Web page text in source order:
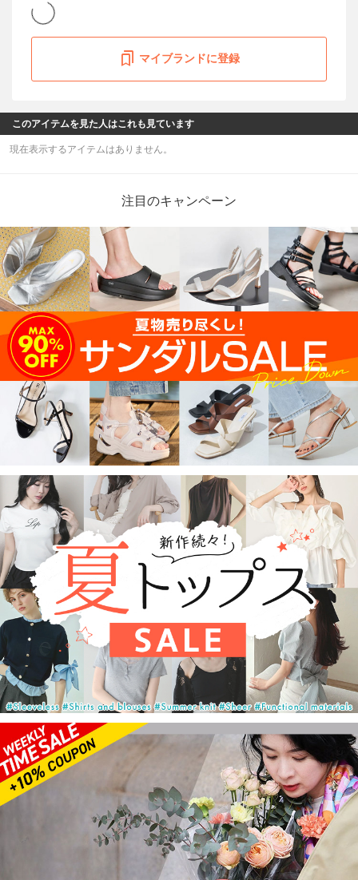
マイブランドに登録
このアイテムを見た人はこれも見ています
現在表示するアイテムはありません。
注目のキャンペーン